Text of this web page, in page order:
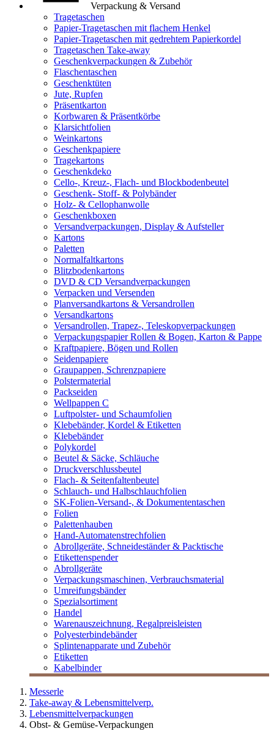
Verpackung & Versand
Tragetaschen
Papier-Tragetaschen mit flachem Henkel
Papier-Tragetaschen mit gedrehtem Papierkordel
Tragetaschen Take-away
Geschenkverpackungen & Zubehör
Flaschentaschen
Geschenktüten
Jute, Rupfen
Präsentkarton
Korbwaren & Präsentkörbe
Klarsichtfolien
Weinkartons
Geschenkpapiere
Tragekartons
Geschenkdeko
Cello-, Kreuz-, Flach- und Blockbodenbeutel
Geschenk- Stoff- & Polybänder
Holz- & Cellophanwolle
Geschenkboxen
Versandverpackungen, Display & Aufsteller
Kartons
Paletten
Normalfaltkartons
Blitzbodenkartons
DVD & CD Versandverpackungen
Verpacken und Versenden
Planversandkartons & Versandrollen
Versandkartons
Versandrollen, Trapez-, Teleskopverpackungen
Verpackungspapier Rollen & Bogen, Karton & Pappe
Kraftpapiere, Bögen und Rollen
Seidenpapiere
Graupappen, Schrenzpapiere
Polstermaterial
Packseiden
Wellpappen C
Luftpolster- und Schaumfolien
Klebebänder, Kordel & Etiketten
Klebebänder
Polykordel
Beutel & Säcke, Schläuche
Druckverschlussbeutel
Flach- & Seitenfaltenbeutel
Schlauch- und Halbschlauchfolien
SK-Folien-Versand-, & Dokumententaschen
Folien
Palettenhauben
Hand-Automatenstrechfolien
Abrollgeräte, Schneideständer & Packtische
Etikettenspender
Abrollgeräte
Verpackungsmaschinen, Verbrauchsmaterial
Umreifungsbänder
Spezialsortiment
Handel
Warenauszeichnung, Regalpreisleisten
Polyesterbindebänder
Splintenapparate und Zubehör
Etiketten
Kabelbinder
Messerle
Take-away & Lebensmittelverp.
Lebensmittelverpackungen
Obst- & Gemüse-Verpackungen